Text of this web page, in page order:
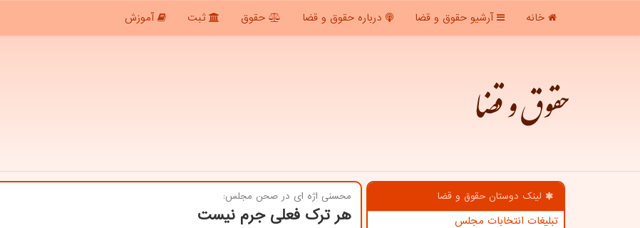
خانه آرشیو حقوق و قضا درباره حقوق و قضا حقوق ثبت آموزش
حقوق و قضا
لینک دوستان حقوق و قضا
تبلیغات انتخابات مجلس
محسنی اژه ای در صحن مجلس:
هر ترک فعلی جرم نیست